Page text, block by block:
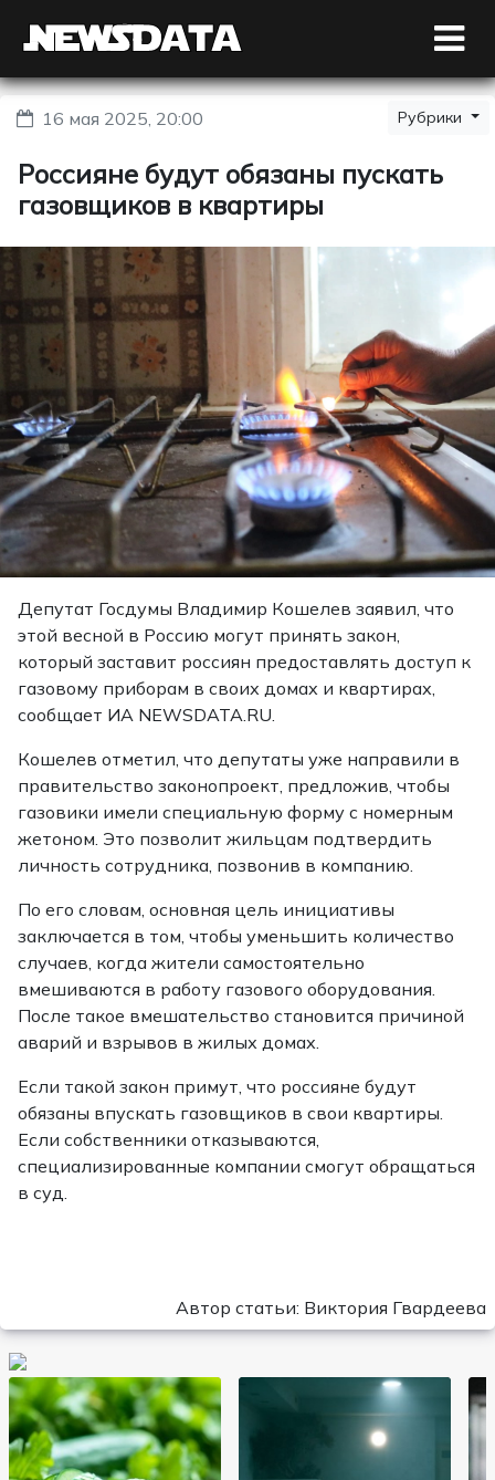
16 мая 2025, 20:00 Рубрики
Россияне будут обязаны пускать
газовщиков в квартиры
Депутат Госдумы Владимир Кошелев заявил, что
этой весной в Россию могут принять закон,
который заставит россиян предоставлять доступ к
газовому приборам в своих домах и квартирах,
сообщает ИА NEWSDATA.RU.
Кошелев отметил, что депутаты уже направили в
правительство законопроект, предложив, чтобы
газовики имели специальную форму с номерным
жетоном. Это позволит жильцам подтвердить
личность сотрудника, позвонив в компанию.
По его словам, основная цель инициативы
заключается в том, чтобы уменьшить количество
случаев, когда жители самостоятельно
вмешиваются в работу газового оборудования.
После такое вмешательство становится причиной
аварий и взрывов в жилых домах.
Если такой закон примут, что россияне будут
обязаны впускать газовщиков в свои квартиры.
Если собственники отказываются,
специализированные компании смогут обращаться
в суд.
Автор статьи: Виктория Гвардеева